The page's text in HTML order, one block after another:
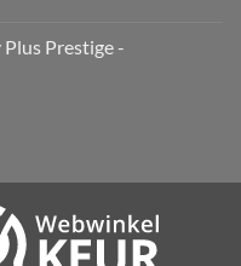
Prestige -